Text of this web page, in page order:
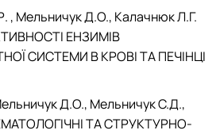
, Мельничук Д.О., Калачнюк Л.Г.
ЕНЗИМІВ
СИСТЕМИ В КРОВІ ТА ПЕЧІНЦІ
Д.О., Мельничук С.Д.,
ТА СТРУКТУРНО-